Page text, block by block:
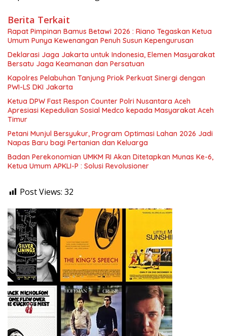
Berita Terkait
Rapat Pimpinan Bamus Betawi 2026 : Riano Tegaskan Ketua
Umum Punya Kewenangan Penuh Susun Kepengurusan
Deklarasi Jaga Jakarta untuk Indonesia, Elemen Masyarakat
Bersatu Jaga Keamanan dan Persatuan
Kapolres Pelabuhan Tanjung Priok Perkuat Sinergi dengan
PWI-LS DKI Jakarta
Ketua DPW Fast Respon Counter Polri Nusantara Aceh
Apresiasi Kepedulian Sosial Medco kepada Masyarakat Aceh
Timur
Petani Munjul Bersyukur, Program Optimasi Lahan 2026 Jadi
Napas Baru bagi Pertanian dan Keluarga
Badan Perekonomian UMKM RI Akan Ditetapkan Munas Ke-6,
Ketua Umum APKLI-P : Solusi Revolusioner
Post Views: 32